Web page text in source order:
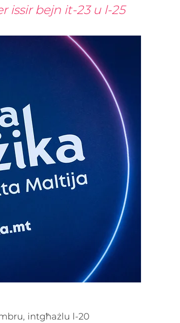
issir bejn it-23 u l-25
intgħażlu l-20